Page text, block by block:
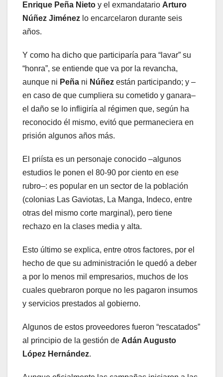
Enrique Peña Nieto y el exmandatario Arturo
Núñez Jiménez lo encarcelaron durante seis
años.
Y como ha dicho que participaría para “lavar” su
“honra”, se entiende que va por la revancha,
aunque ni Peña ni Núñez están participando; y –
en caso de que cumpliera su cometido y ganara–
el daño se lo infligiría al régimen que, según ha
reconocido él mismo, evitó que permaneciera en
prisión algunos años más.
El priísta es un personaje conocido –algunos
estudios le ponen el 80-90 por ciento en ese
rubro–: es popular en un sector de la población
(colonias Las Gaviotas, La Manga, Indeco, entre
otras del mismo corte marginal), pero tiene
rechazo en la clases media y alta.
Esto último se explica, entre otros factores, por el
hecho de que su administración le quedó a deber
a por lo menos mil empresarios, muchos de los
cuales quebraron porque no les pagaron insumos
y servicios prestados al gobierno.
Algunos de estos proveedores fueron “rescatados”
al principio de la gestión de Adán Augusto
López Hernández.